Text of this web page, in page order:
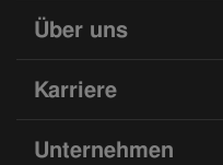
Über uns
Karriere
Unternehmen